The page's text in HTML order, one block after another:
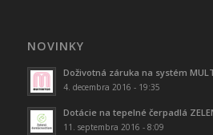
NOVINKY
Doživotná záruka na systém
4. decembra 2016 - 19:35
Dotácie na tepelné čerpadlá
11. septembra 2016 - 8:09